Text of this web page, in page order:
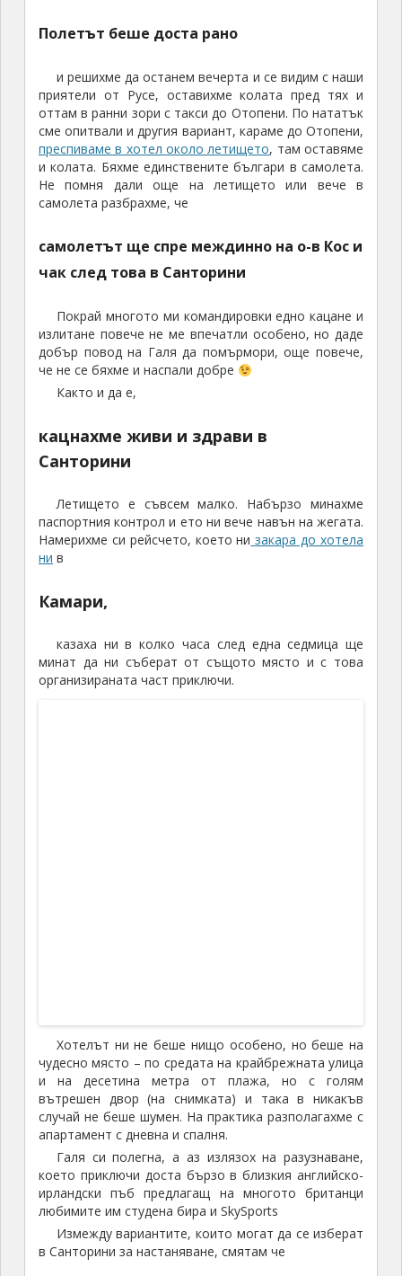
Полетът беше доста рано
и решихме да останем вечерта и се видим с наши
приятели от Русе, оставихме колата пред тях и
оттам в ранни зори с такси до Отопени. По нататък
сме опитвали и другия вариант, караме до Отопени,
преспиваме в хотел около летището, там оставяме
и колата. Бяхме единствените българи в самолета.
Не помня дали още на летището или вече в
самолета разбрахме, че
самолетът ще спре междинно на о-в Кос и
чак след това в Санторини
Покрай многото ми командировки едно кацане и
излитане повече не ме впечатли особено, но даде
добър повод на Галя да помърмори, още повече,
че не се бяхме и наспали добре
Както и да е,
кацнахме живи и здрави в
Санторини
Летището е съвсем малко. Набързо минахме
паспортния контрол и ето ни вече навън на жегата.
Намерихме си рейсчето, което ни закара до хотела
ни в
Камари,
казаха ни в колко часа след една седмица ще
минат да ни съберат от същото място и с това
организираната част приключи.
е най-разумния избор. Главния град Фира е доста
оживен и пълен с туристи от круизните кораби и
има огромния недостатък, че няма плаж. Камари е
по-близкия до него от двете градчета (другото е
Периса), които имат
хубави плажове
Така или иначе разстоянията на острова са
толкова малки, че с кола се преодоляват за минути,
но все пак за мен е много важно колата да не ми е
постоянно необходима – на почивка съм все пак.